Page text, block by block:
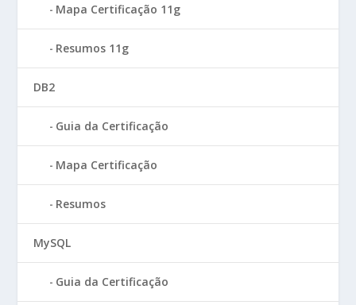
Mapa Certificação 11g
Resumos 11g
DB2
Guia da Certificação
Mapa Certificação
Resumos
MySQL
Guia da Certificação